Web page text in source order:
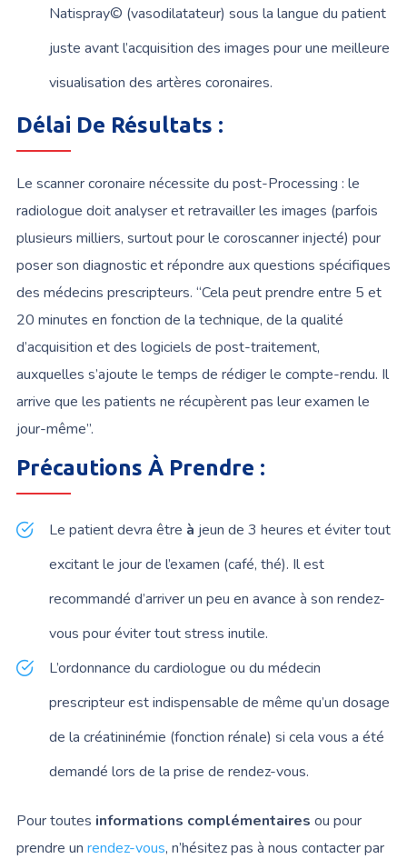
Natispray© (vasodilatateur) sous la langue du patient
juste avant l’acquisition des images pour une meilleure
visualisation des artères coronaires.
Délai De Résultats :
Le scanner coronaire nécessite du post-Processing : le
radiologue doit analyser et retravailler les images (parfois
plusieurs milliers, surtout pour le coroscanner injecté) pour
poser son diagnostic et répondre aux questions spécifiques
des médecins prescripteurs. “Cela peut prendre entre 5 et
20 minutes en fonction de la technique, de la qualité
d’acquisition et des logiciels de post-traitement,
auxquelles s’ajoute le temps de rédiger le compte-rendu. Il
arrive que les patients ne récupèrent pas leur examen le
jour-même”.
Précautions À Prendre :
Le patient devra être à jeun de 3 heures et évitertout
excitant le jour de l’examen (café, thé). Il est
recommandé d’arriver un peu en avance à son rendez-
vous pour éviter tout stress inutile.
L’ordonnance du cardiologue ou du médecin
prescripteur est indispensable de même qu’un dosage
de la créatininémie (fonction rénale) si cela vous a été
demandé lors de la prise de rendez-vous.
Pour toutes informations complémentaires ou pour
prendre un rendez-vous, n’hésitez pas à nous contacter par